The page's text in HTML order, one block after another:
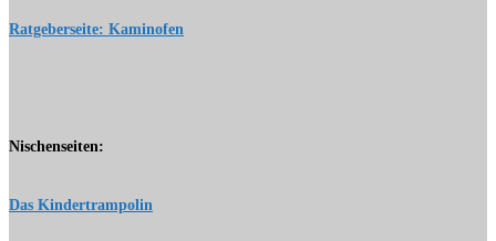
Ratgeberseite: Kaminofen
Nischenseiten:
Das Kindertrampolin